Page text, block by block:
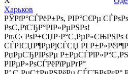
Харьков
РЎРїР°СЃРёР±Рѕ, РІР°С€Рµ
РѕС‚РїСЂР°РІР»РµРЅРѕ!
РњС‹ РѕР±СЏР·Р°С‚РµР»СЊРЅРѕ
СЃРІСЏР¶РµРјСЃСЏ РІ
РџРµСЂРІРѕРµ
РІРµР»РѕСЃРёРїРµРґР°